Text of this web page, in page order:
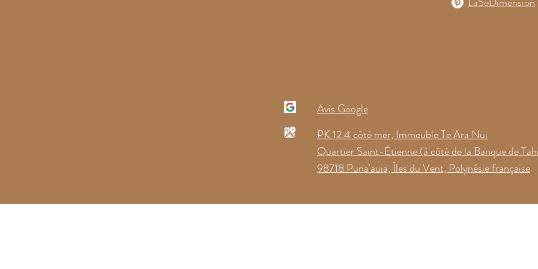
Avis Google
PK 12.4 côté mer, Immeuble Te Ara Nui
Quartier Saint-Étienne (à côté de la Banque de
98718 Puna'auia, Îles du Vent, Polynésie française